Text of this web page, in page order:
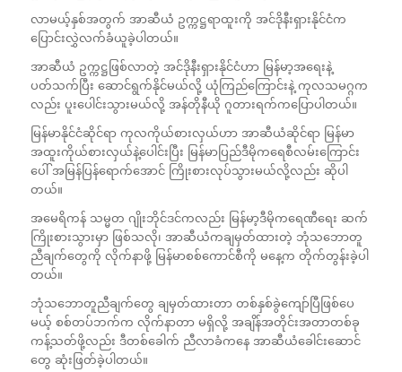
လာမယ့်နှစ်အတွက် အာဆီယံ ဥက္ကဋ္ဌရာထူးကို အင်ဒိုနီးရှားနိုင်ငံက
ပြောင်းလွှဲလက်ခံယူခဲ့ပါတယ်။
အာဆီယံ ဥက္ကဋ္ဌဖြစ်လာတဲ့ အင်ဒိုနီးရှားနိုင်ငံဟာ မြန်မာ့အရေးနဲ့
ပတ်သက်ပြီး ဆောင်ရွက်နိုင်မယ်လို့ ယုံကြည်ကြောင်းနဲ့ ကုလသမဂ္ဂက
လည်း ပူးပေါင်းသွားမယ်လို့ အန်တိုနီယို ဂူတားရက်ကပြောပါတယ်။
မြန်မာနိုင်ငံဆိုင်ရာ ကုလကိုယ်စားလှယ်ဟာ အာဆီယံဆိုင်ရာ မြန်မာ
အထူးကိုယ်စားလှယ်နဲ့ပေါင်းပြီး မြန်မာပြည်ဒီမိုကရေစီလမ်းကြောင်း
ပေါ် အမြန်ပြန်ရောက်အောင် ကြိုးစားလုပ်သွားမယ်လို့လည်း ဆိုပါ
တယ်။
အမေရိကန် သမ္မတ ဂျိုးဘိုင်ဒင်ကလည်း မြန်မာ့ဒီမိုကရေဏီရေး ဆက်
ကြိုးစားသွားမှာ ဖြစ်သလို၊ အာဆီယံကချမှတ်ထားတဲ့ ဘုံသဘောတူ
ညီချက်တွေကို လိုက်နာဖို့ မြန်မာစစ်ကောင်စီကို မနေ့က တိုက်တွန်းခဲ့ပါ
တယ်။
ဘုံသဘောတူညီချက်တွေ ချမှတ်ထားတာ တစ်နှစ်ခွဲကျော်ပြီဖြစ်ပေ
မယ့် စစ်တပ်ဘက်က လိုက်နာတာ မရှိလို့ အချိန်အတိုင်းအတာတစ်ခု
ကန့်သတ်ဖို့လည်း ဒီတစ်ခေါက် ညီလာခံကနေ အာဆီယံခေါင်းဆောင်
တွေ ဆုံးဖြတ်ခဲ့ပါတယ်။